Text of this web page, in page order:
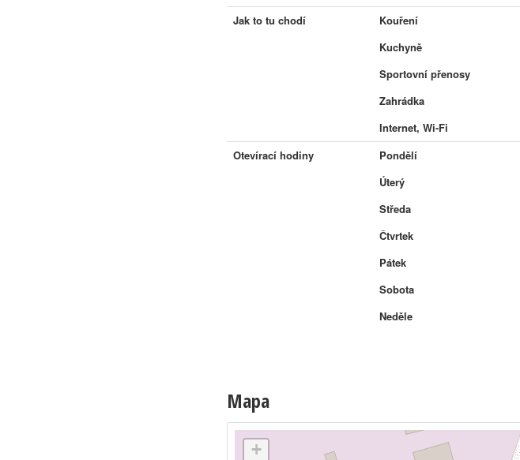
Jak to tu chodí
Kouření
Kuchyně
Sportovní přenosy
Zahrádka
Internet, Wi-Fi
Otevírací hodiny
Pondělí
Úterý
Středa
Čtvrtek
Pátek
Sobota
Neděle
Mapa
+